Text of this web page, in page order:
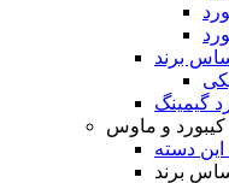
برند
کیبورد و ماوس
دسته
برند